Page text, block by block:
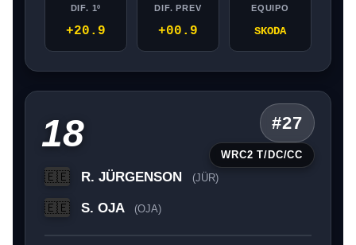
DIF. 1º
+20.9
DIF. PREV
+00.9
EQUIPO
SKODA
18 #27
WRC2 T/DC/CC
🇪🇪 R. JÜRGENSON (JÜR)
🇪🇪 S. OJA (OJA)